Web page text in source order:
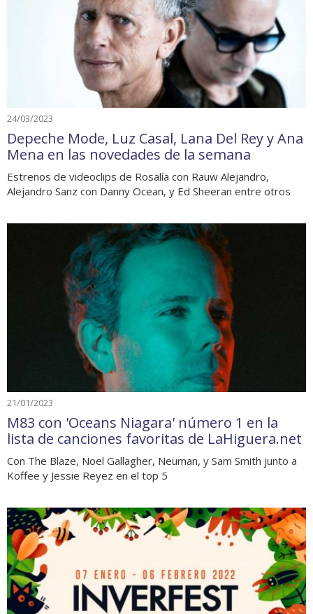
24/03/2023
Depeche Mode, Luz Casal, Lana Del Rey y Ana
Mena en las novedades de la semana
Estrenos de videoclips de Rosalía con Rauw Alejandro,
Alejandro Sanz con Danny Ocean, y Ed Sheeran entre otros
21/01/2023
M83 con 'Oceans Niagara' número 1 en la
lista de canciones favoritas de LaHiguera.net
Con The Blaze, Noel Gallagher, Neuman, y Sam Smith junto a
Koffee y Jessie Reyez en el top 5